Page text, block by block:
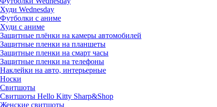
Худи Wednesday
Футболки с аниме
Худи с аниме
Защитные плёнки на камеры автомобилей
Защитные пленки на планшеты
Защитные пленки на смарт часы
Защитные пленки на телефоны
Наклейки на авто, интерьерные
Носки
Свитшоты
Cвитшоты Hello Kitty Sharp&Shop
Женские свитшоты